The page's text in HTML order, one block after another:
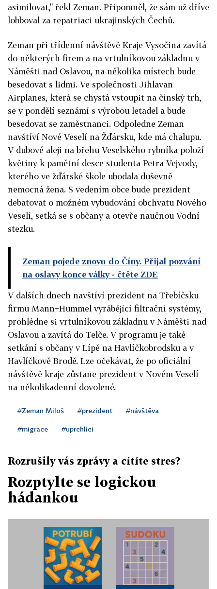
asimilovat," řekl Zeman. Připomněl, že sám už dříve
lobboval za repatriaci ukrajinských Čechů.
Zeman při třídenní návštěvě Kraje Vysočina zavítá
do některých firem a na vrtulníkovou základnu v
Náměšti nad Oslavou, na několika místech bude
besedovat s lidmi. Ve společnosti Jihlavan
Airplanes, která se chystá vstoupit na čínský trh,
se v pondělí seznámí s výrobou letadel a bude
besedovat se zaměstnanci. Odpoledne Zeman
navštíví Nové Veselí na Žďársku, kde má chalupu.
V dubové aleji na břehu Veselského rybníka položí
květiny k pamětní desce studenta Petra Vejvody,
kterého ve žďárské škole ubodala duševně
nemocná žena. S vedením obce bude prezident
debatovat o možném vybudování obchvatu Nového
Veselí, setká se s občany a otevře naučnou Vodní
stezku.
Zeman pojede znovu do Číny. Přijal pozvání
na oslavy konce války- čtěte ZDE
V dalších dnech navštíví prezident na Třebíčsku
firmu Mann+Hummel vyrábějící filtrační systémy,
prohlédne si vrtulníkovou základnu v Náměšti nad
Oslavou a zavítá do Telče. V programu je také
setkání s občany v Lípě na Havlíčkobrodsku a v
Havlíčkově Brodě. Lze očekávat, že po oficiální
návštěvě kraje zůstane prezident v Novém Veselí
na několikadenní dovolené.
#Zeman Miloš #prezident #návštěva
#migrace #uprchlíci
Rozrušily vás zprávy a cítíte stres?
Rozptylte se logickou
hádankou